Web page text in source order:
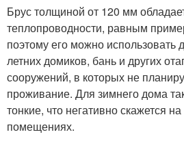
Брус толщиной от 120 мм
теплопроводности, равным
поэтому его можно использовать
летних домиков, бань и других
сооружений, в которых не
проживание. Для зимнего дома
тонкие, что негативно скажется
помещениях.